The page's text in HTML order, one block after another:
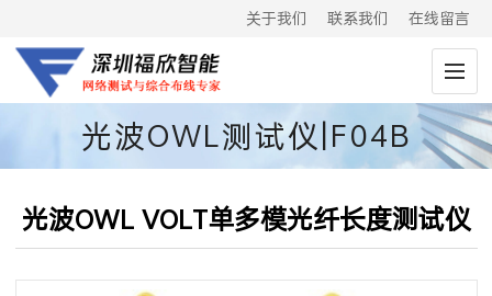
关于我们 联系我们 在线留言
光波OWL测试仪|F04B
光波OWL VOLT单多模光纤长度测试仪